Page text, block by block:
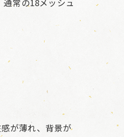
常の18メッシュ
が薄れ、背景が